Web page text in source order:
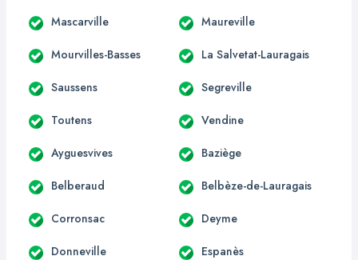
Mascarville Maureville
Mourvilles-Basses La Salvetat-Lauragais
Saussens Segreville
Toutens Vendine
Ayguesvives Baziège
Belberaud Belbèze-de-Lauragais
Corronsac Deyme
Donneville Espanès